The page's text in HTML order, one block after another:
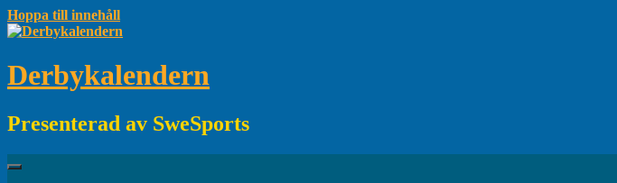
Hoppa till innehåll
Derbykalendern
Presenterad av SweSports